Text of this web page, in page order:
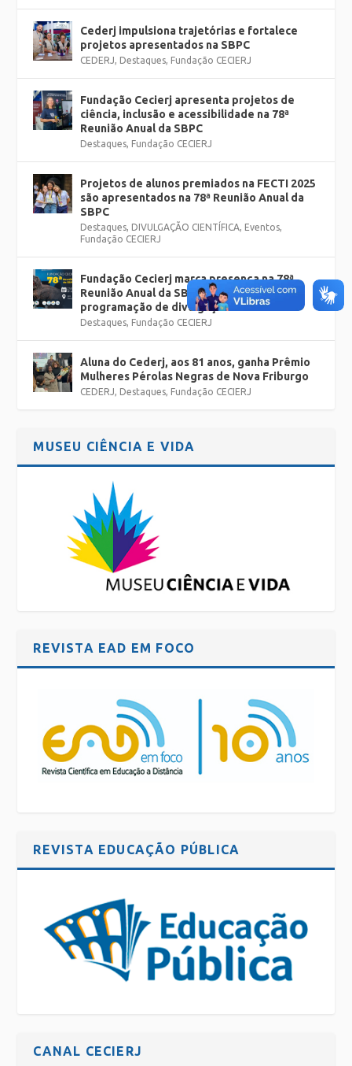
Cederj impulsiona trajetórias e fortalece
projetos apresentados na SBPC
CEDERJ Destaques Fundação CECIERJ
Fundação Cecierj apresenta projetos de
ciência, inclusão e acessibilidade na 78ª
Reunião Anual da SBPC
Destaques Fundação CECIERJ
Projetos de alunos premiados na FECTI 2025
são apresentados na 78ª Reunião Anual da
SBPC
Destaques DIVULGAÇÃO CIENTÍFICA Eventos
Fundação CECIERJ
Fundação Cecierj marca presença na 78ª
Reunião Anual da SBPC, na UFF, com ampla
programação de divulgação científica
Destaques Fundação CECIERJ
Aluna do Cederj, aos 81 anos, ganha Prêmio
Mulheres Pérolas Negras de Nova Friburgo
CEDERJ Destaques Fundação CECIERJ
MUSEU CIÊNCIA E VIDA
REVISTA EAD EM FOCO
REVISTA EDUCAÇÃO PÚBLICA
CANAL CECIERJ